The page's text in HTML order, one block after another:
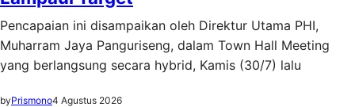
Pencapaian ini disampaikan oleh Direktur Utama PHI,
Muharram Jaya Panguriseng, dalam Town Hall Meeting
yang berlangsung secara hybrid, Kamis (30/7) lalu
byPrismono4 Agustus 2026